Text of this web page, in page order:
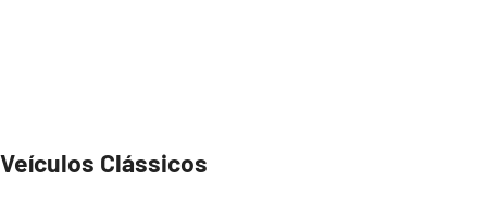
Veículos Clássicos